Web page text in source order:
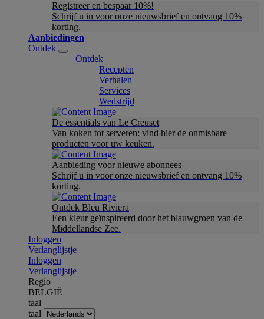
Registreer en bespaar 10%!
Schrijf u in voor onze nieuwsbrief en ontvang 10%
korting.
Aanbiedingen
Ontdek
Ontdek
Recepten
Verhalen
Services
Wedstrijd
De essentials van Le Creuset
Van koken tot serveren: vind hier de onmisbare
producten voor uw keuken.
Aanbieding voor nieuwe abonnees
Schrijf u in voor onze nieuwsbrief en ontvang 10%
korting.
Ontdek Bleu Riviera
Een kleur geïnspireerd door het blauwgroen van de
Middellandse Zee.
Inloggen
Verlanglijstje
Inloggen
Verlanglijstje
Regio
BELGIË
taal
taal